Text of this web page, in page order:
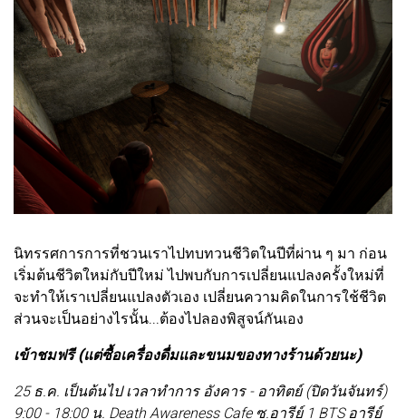
นิทรรศการการที่ชวนเราไปทบทวนชีวิตในปีที่ผ่าน ๆ มา ก่อน
เริ่มต้นชีวิตใหม่กับปีใหม่ ไปพบกับการเปลี่ยนแปลงครั้งใหม่ที่
จะทำให้เราเปลี่ยนแปลงตัวเอง เปลี่ยนความคิดในการใช้ชีวิต
ส่วนจะเป็นอย่างไรนั้น...ต้องไปลองพิสูจน์กันเอง
เข้าชมฟรี (แต่ซื้อเครื่องดื่มและขนมของทางร้านด้วยนะ)
25 ธ.ค. เป็นต้นไป เวลาทำการ อังคาร - อาทิตย์ (ปิดวันจันทร์)
9:00 - 18:00 น. Death Awareness Cafe ซ.อารีย์ 1 BTS อารีย์